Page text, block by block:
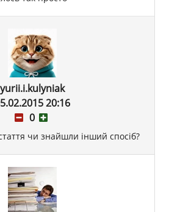
yurii.i.kulyniak
20:16
0
чи знайшли інший спосіб?